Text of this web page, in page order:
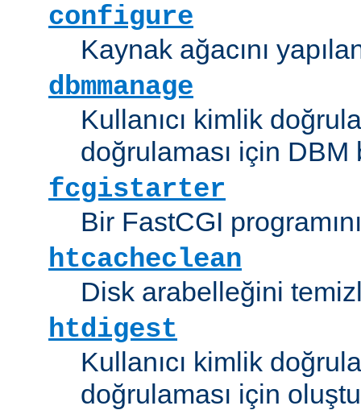
configure
Kaynak ağacını
dbmmanage
Kullanıcı kimlik
doğrulaması için
fcgistarter
Bir FastCGI programını
htcacheclean
Disk arabelleğini
htdigest
Kullanıcı kimlik
doğrulaması için